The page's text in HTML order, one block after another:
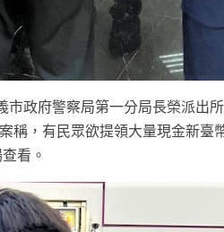
市政府警察局第一分局長榮派出
稱，有民眾欲提領大量現金新臺
看。